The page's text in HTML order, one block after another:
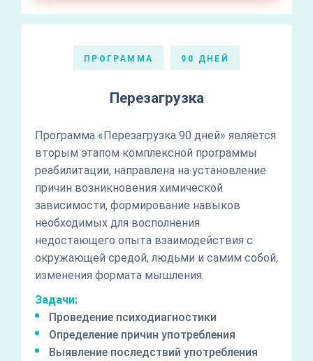
ПРОГРАММА 90 ДНЕЙ
Перезагрузка
Программа «Перезагрузка 90 дней» является
вторым этапом комплексной программы
реабилитации, направлена на установление
причин возникновения химической
зависимости, формирование навыков
необходимых для восполнения
недостающего опыта взаимодействия с
окружающей средой, людьми и самим собой,
изменения формата мышления.
Задачи:
Проведение психодиагностики
Определение причин употребления
Выявление последствий употребления